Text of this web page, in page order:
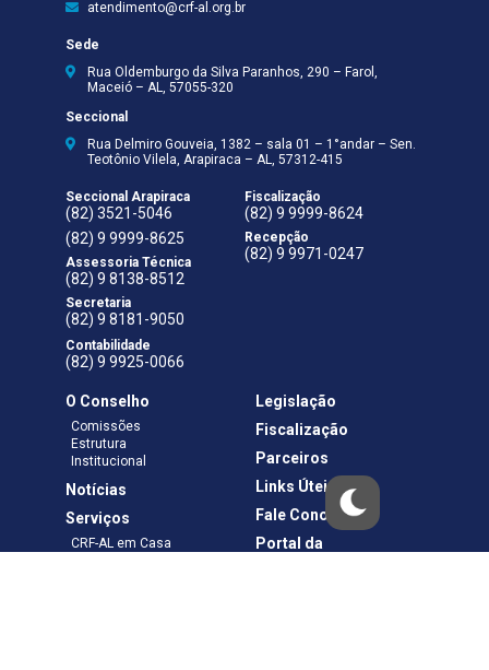
atendimento@crf-al.org.br
Sede
Rua Oldemburgo da Silva Paranhos, 290 – Farol,
Maceió – AL, 57055-320
Seccional
Rua Delmiro Gouveia, 1382 – sala 01 – 1°andar – Sen.
Teotônio Vilela, Arapiraca – AL, 57312-415
Seccional Arapiraca
(82) 3521-5046
(82) 9 9999-8625
Assessoria Técnica
(82) 9 8138-8512
Secretaria
(82) 9 8181-9050
Contabilidade
(82) 9 9925-0066
Fiscalização
(82) 9 9999-8624
Recepção
(82) 9 9971-0247
O Conselho
Comissões
Estrutura
Institucional
Notícias
Serviços
CRF-AL em Casa
Legislação
Fiscalização
Parceiros
Links Úteis
Fale Conosco
Portal da